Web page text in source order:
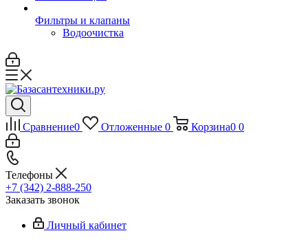
Фильтры и клапаны
Водоочистка
Сравнение0 Отложенные 0 Корзина0 0
Телефоны
+7 (342) 2-888-250
Заказать звонок
Личный кабинет